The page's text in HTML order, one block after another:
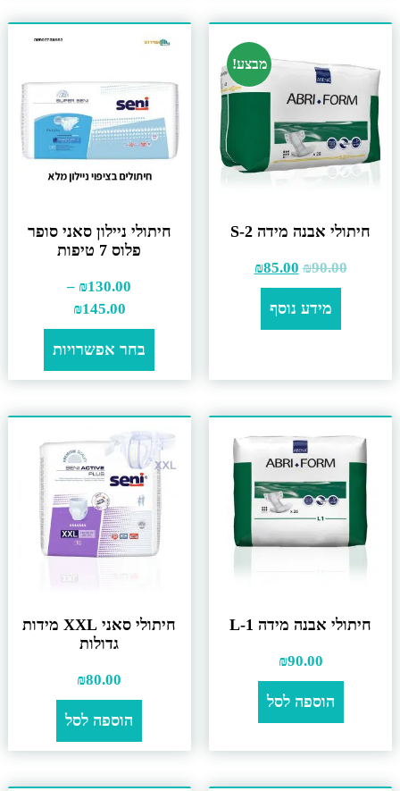
מבצע!
חיתולי אבנה מידה S-2
₪90.00
₪85.00
מידע נוסף
חיתולי ניילון סאני סופר
פלוס 7 טיפות
₪130.00
–
₪145.00
בחר אפשרויות
חיתולי אבנה מידה L-1
₪90.00
הוספה לסל
חיתולי סאני XXL מידות
גדולות
₪80.00
הוספה לסל